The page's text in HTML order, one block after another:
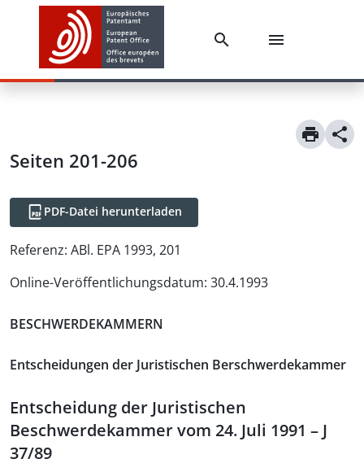
Seiten 201-206
PDF-Datei herunterladen
Referenz: ABl. EPA 1993, 201
Online-Veröffentlichungsdatum: 30.4.1993
BESCHWERDEKAMMERN
Entscheidungen der Juristischen Berschwerdekammer
Entscheidung der Juristischen
Beschwerdekammer vom 24. Juli 1991 – J
37/89